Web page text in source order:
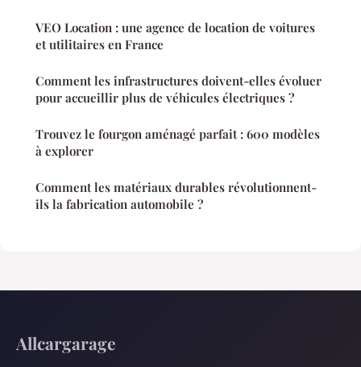
VEO Location : une agence de location de voitures
et utilitaires en France
Comment les infrastructures doivent-elles évoluer
pour accueillir plus de véhicules électriques ?
Trouvez le fourgon aménagé parfait : 600 modèles
à explorer
Comment les matériaux durables révolutionnent-
ils la fabrication automobile ?
Allcargarage